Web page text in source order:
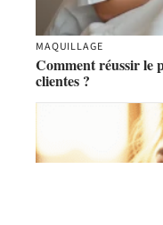
MAQUILLAGE
Comment réussir le
clientes ?